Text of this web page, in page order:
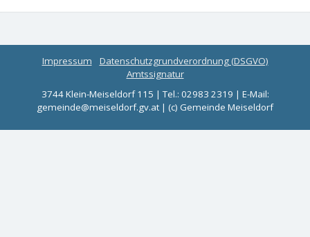
Impressum
Datenschutzgrundverordnung (DSGVO)
Amtssignatur
3744 Klein-Meiseldorf 115 | Tel.: 02983 2319 | E-Mail:
gemeinde@meiseldorf.gv.at | (c) Gemeinde Meiseldorf